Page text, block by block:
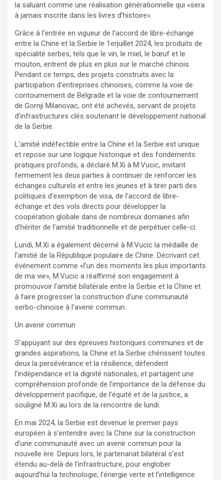
la saluant comme une réalisation générationnelle qui «sera
à jamais inscrite dans les livres d’histoire».
Grâce à l’entrée en vigueur de l’accord de libre-échange
entre la Chine et la Serbie le 1erjuillet 2024, les produits de
spécialité serbes, tels que le vin, le miel, le bœuf et le
mouton, entrent de plus en plus sur le marché chinois.
Pendant ce temps, des projets construits avec la
participation d’entreprises chinoises, comme la voie de
contournement de Belgrade et la voie de contournement
de Gornji Milanovac, ont été achevés, servant de projets
d’infrastructures clés soutenant le développement national
de la Serbie.
L’amitié indéfectible entre la Chine et la Serbie est unique
et repose sur une logique historique et des fondements
pratiques profonds, a déclaré M.Xi à M.Vucic, invitant
fermement les deux parties à continuer de renforcer les
échanges culturels et entre les jeunes et à tirer parti des
politiques d’exemption de visa, de l’accord de libre-
échange et des vols directs pour développer la
coopération globale dans de nombreux domaines afin
d’hériter de l’amitié traditionnelle et de perpétuer celle-ci.
Lundi, M.Xi a également décerné à M.Vucic la médaille de
l’amitié de la République populaire de Chine. Décrivant cet
événement comme «l’un des moments les plus importants
de ma vie», M.Vucic a réaffirmé son engagement à
promouvoir l’amitié bilatérale entre la Serbie et la Chine et
à faire progresser la construction d’une communauté
serbo-chinoise à l’avenir commun.
Un avenir commun
S’appuyant sur des épreuves historiques communes et de
grandes aspirations, la Chine et la Serbie chérissent toutes
deux la persévérance et la résilience, défendent
l’indépendance et la dignité nationales, et partagent une
compréhension profonde de l’importance de la défense du
développement pacifique, de l’équité et de la justice, a
souligné M.Xi au lors de la rencontre de lundi.
En mai 2024, la Serbie est devenue le premier pays
européen à s’entendre avec la Chine sur la construction
d’une communauté avec un avenir commun pour la
nouvelle ère. Depuis lors, le partenariat bilatéral s’est
étendu au-delà de l’infrastructure, pour englober
aujourd’hui la technologie, l’énergie verte et l’intelligence